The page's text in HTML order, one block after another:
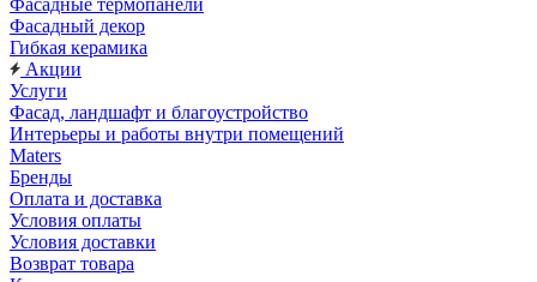
Фасадные термопанели
Фасадный декор
Гибкая керамика
Акции
Услуги
Фасад, ландшафт и благоустройство
Интерьеры и работы внутри помещений
Maters
Бренды
Оплата и доставка
Условия оплаты
Условия доставки
Возврат товара